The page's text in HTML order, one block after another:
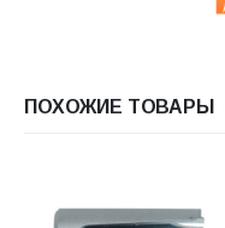
ПОХОЖИЕ ТОВАРЫ